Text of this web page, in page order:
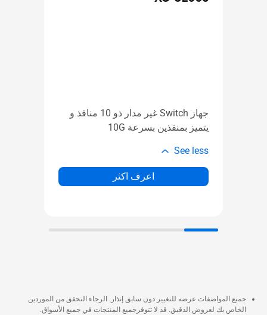
جهاز Switch غير مدار ذو 10 منافذ و
يتميز بمنفذين بسرعة 10G
See less
اعرف اكثر
جميع المواصفات عرضه للتغيير دون سابق إنذار. الرجاء التحقق من الموردين
الخاص بك لعروض الدقيق. قد لا تتوفرجميع المنتجات في جميع الأسواق.